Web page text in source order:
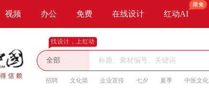
视频 办公 免费 在线设计 红动AI
找设计，上红动
全部
招聘 文化墙 企业宣传 七夕 夏季 中医文化